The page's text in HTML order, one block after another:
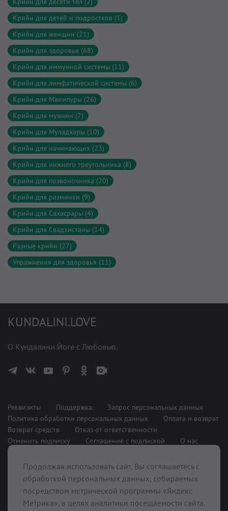
Крийи для детей и подростков (1)
Крийи для женщин (21)
Крийи для здоровья (68)
Крийи для иммунной системы (11)
Крийи для лимфатической системы (6)
Крийи для Манипуры (26)
Крийи для мужчин (7)
Крийи для Муладхары (10)
Крийи для начинающих (23)
Крийи для нижнего треугольника (8)
Крийи для позвоночника (20)
Крийи для разминки (9)
Крийи для Сахасрары (4)
Крийи для Свадхистаны (14)
Разные крийи (27)
Упражнения для здоровья (11)
KUNDALINI.LOVE
О Кундалини Йоге с Любовью.
Реквизиты Поддержка
Запрос персональных данных
Политика обработки персональных данных
Оплата и возврат
Возврат средств
Отказ от ответственности
Отменить подписку
Соглашение с подпиской О нас
При поддержке
Продолжая использовать сайт, Вы соглашаетесь с
обработкой персональных данных, собираемых
посредством метрической программы «Яндекс
Метрика», в целях аналитики посещаемости сайта.